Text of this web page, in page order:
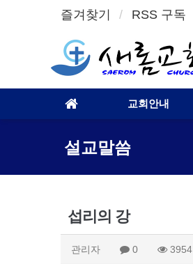
즐겨찾기 RSS 구독
교회안내
설교말씀
섭리의 강
관리자 0 3954